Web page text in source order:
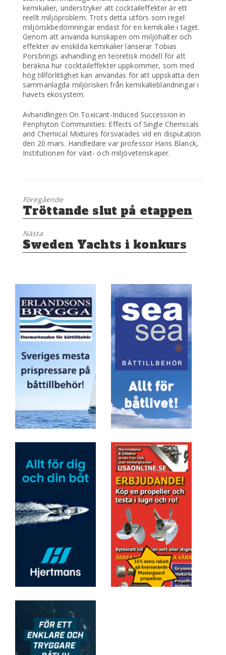
kemikalier, understryker att cocktaileffekter är ett
reellt miljöproblem. Trots detta utförs som regel
miljöriskbedömningar endast för en kemikalie i taget.
Genom att använda kunskapen om miljöhalter och
effekter av enskilda kemikalier lanserar Tobias
Porsbrings avhandling en teoretisk modell för att
beräkna hur cocktaileffekter uppkommer, som med
hög tillförlitlighet kan användas för att uppskatta den
sammanlagda miljörisken från kemikalieblandningar i
havets ekosystem.
Avhandlingen On Toxicant-Induced Succession in
Periphyton Communities: Effects of Single Chemicals
and Chemical Mixtures försvarades vid en disputation
den 20 mars. Handledare var professor Hans Blanck,
Institutionen för växt- och miljövetenskaper.
Föregående
Föregående
inlägg:
Tröttande slut på etappen
Nästa
Nästa
inlägg:
Sweden Yachts i konkurs